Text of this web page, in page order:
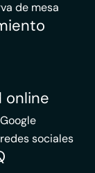
de mesa
online
sociales